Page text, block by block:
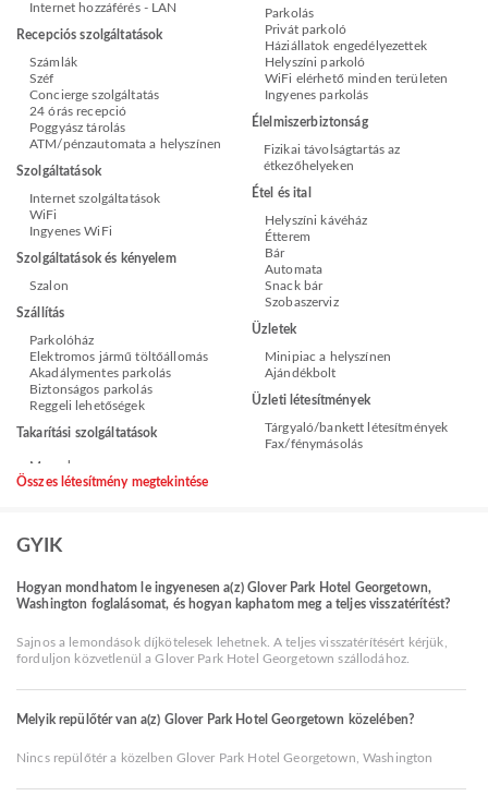
Internet hozzáférés - LAN
Recepciós szolgáltatások
Számlák
Széf
Concierge szolgáltatás
24 órás recepció
Poggyász tárolás
ATM/pénzautomata a helyszínen
Szolgáltatások
Internet szolgáltatások
WiFi
Ingyenes WiFi
Szolgáltatások és kényelem
Szalon
Szállítás
Parkolóház
Elektromos jármű töltőállomás
Akadálymentes parkolás
Biztonságos parkolás
Reggeli lehetőségek
Takarítási szolgáltatások
Parkolás
Privát parkoló
Háziállatok engedélyezettek
Helyszíni parkoló
WiFi elérhető minden területen
Ingyenes parkolás
Élelmiszerbiztonság
Fizikai távolságtartás az
étkezőhelyeken
Étel és ital
Helyszíni kávéház
Étterem
Bár
Automata
Snack bár
Szobaszerviz
Üzletek
Minipiac a helyszínen
Ajándékbolt
Üzleti létesítmények
Tárgyaló/bankett létesítmények
Fax/fénymásolás
Összes létesítmény megtekintése
GYIK
Hogyan mondhatom le ingyenesen a(z) Glover Park Hotel Georgetown,
Washington foglalásomat, és hogyan kaphatom meg a teljes visszatérítést?
Sajnos a lemondások díjkötelesek lehetnek. A teljes visszatérítésért kérjük,
forduljon közvetlenül a Glover Park Hotel Georgetown szállodához.
Melyik repülőtér van a(z) Glover Park Hotel Georgetown közelében?
Nincs repülőtér a közelben Glover Park Hotel Georgetown, Washington